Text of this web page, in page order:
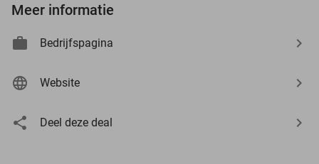
Meer informatie
Bedrijfspagina
Website
Deel deze deal